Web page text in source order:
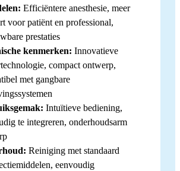
Efficiëntere anesthesie, meer
voor patiënt en professional,
prestaties
kenmerken: Innovatieve
compact ontwerp,
met gangbare
Intuïtieve bediening,
te integreren, onderhoudsarm
Reiniging met standaard
eenvoudig